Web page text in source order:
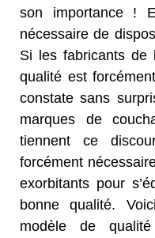
son importance !
nécessaire de
Si les fabricants de
qualité est
constate sans
marques de
tiennent ce
forcément
exorbitants pour
bonne qualité.
modèle de